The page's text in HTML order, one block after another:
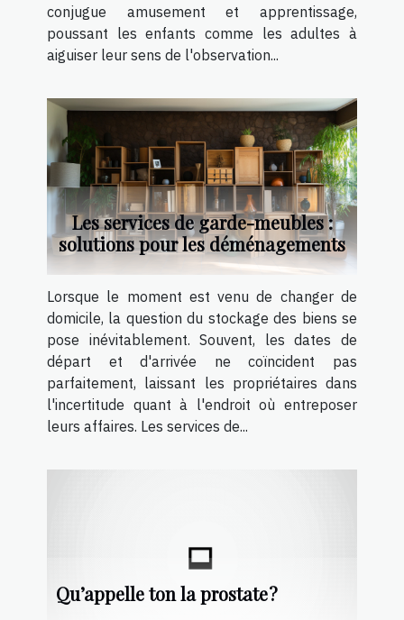
conjugue amusement et apprentissage,
poussant les enfants comme les adultes à
aiguiser leur sens de l'observation...
Les services de garde-meubles :
solutions pour les déménagements
Lorsque le moment est venu de changer de
domicile, la question du stockage des biens se
pose inévitablement. Souvent, les dates de
départ et d'arrivée ne coïncident pas
parfaitement, laissant les propriétaires dans
l'incertitude quant à l'endroit où entreposer
leurs affaires. Les services de...
Qu’appelle ton la prostate ?